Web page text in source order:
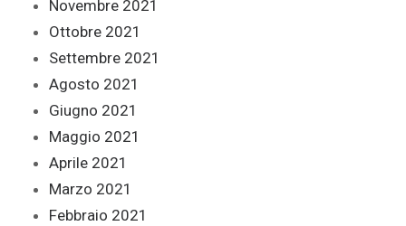
Novembre 2021
Ottobre 2021
Settembre 2021
Agosto 2021
Giugno 2021
Maggio 2021
Aprile 2021
Marzo 2021
Febbraio 2021